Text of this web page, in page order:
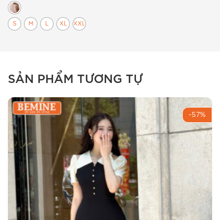
Đầm thiết kế BEMINE Peplum Công Sở Cổ Tròn B439
Chi tiết sản phẩm
Chất liệu & cảm giác mặc
Mẫu đầm thiết kế BEMINE dáng chữ a cổ sơ mi
đai eo b439
sử dụng dòng vải Cotton Thái
S M L XL XXL
SẢN PHẨM TƯƠNG TỰ
-57%